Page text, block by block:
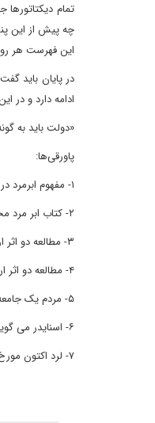
تمام
چه پیش از این
این فهرست هر
در پایان باید
ادامه دارد و در
«دولت باید به
پاورقی‌ها:
۱- مفهوم ابرمرد در اینجا به معنی دیکتاتور است.
۲- کتاب ابر مرد محمل تقابل دو اندیشه ی دیکتاتوری و دموکراسی است.
۳- مطالعه دو اثر ارزشمند قلعه حیوانات و 1984 به خواننده کمک می کند تا به فهم دقیق تری از حکومت های دیکتاتوری دست یابد.
۴- مطالعه دو اثر ارزشمند قلعه حیوانات و 1984 به خواننده کمک می کند تا به فهم دقیق تری از حکومت های دیکتاتوری دست یابد.
۵- مردم یک جامعه با سکوت و بی تفاوت بودنشان در حقیقت همدست دیکتاتور ودر حبس، شکنجه و کشتار و جنایات وی شریک اند.
۶- اسنایدر می گوید:« از کسی اطاعت بی چون چرا نکن»
۷- لرد اکتون مورخ، پیش از به قدرت رسیدن موسولینی اعلام کرده بود « قدرت به فساد می انجامد و قدرت مطلق ، فساد مطلق در پی دارد.»